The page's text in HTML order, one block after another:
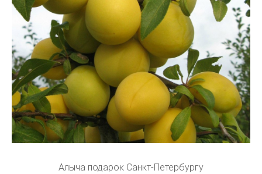
Алыча подарок Санкт-Петербургу